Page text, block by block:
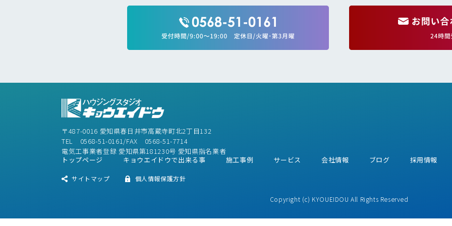
〒487-0016 愛知県春日井市高蔵寺町北2丁目132
TEL 0568-51-0161/FAX 0568-51-7714
電気工事業者登録 愛知県第181230号 愛知県指名業者
トップページ
キョウエイドウで出来る事 施工事例 サービス 会社情報 ブログ 採用情報
サイトマップ 個人情報保護方針
Copyright (c) KYOUEIDOU All Rights Reserved